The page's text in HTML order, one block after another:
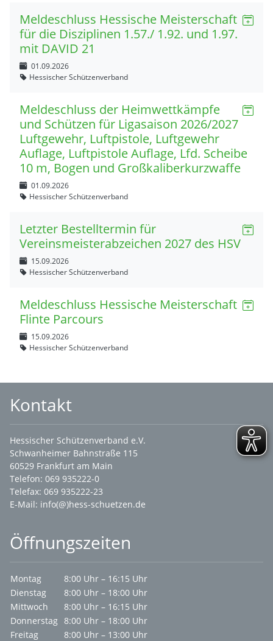
Meldeschluss Hessische Meisterschaft
für die Disziplinen 1.57./ 1.92. und 1.97.
mit DAVID 21
01.09.2026
Hessischer Schützenverband
Meldeschluss der Heimwettkämpfe
und Schützen für Ligasaison 2026/2027
Luftgewehr, Luftpistole, Luftgewehr
Auflage, Luftpistole Auflage, Lfd. Scheibe
10 m, Bogen und Großkaliberkurzwaffe
01.09.2026
Hessischer Schützenverband
Letzter Bestelltermin für
Vereinsmeisterabzeichen 2027 des HSV
15.09.2026
Hessischer Schützenverband
Meldeschluss Hessische Meisterschaft
Flinte Parcours
15.09.2026
Hessischer Schützenverband
Kontakt
Hessischer Schützenverband e.V.
Schwanheimer Bahnstraße 115
60529 Frankfurt am Main
Telefon: 069 935222-0
Telefax: 069 935222-23
E-Mail: info(@)hess-schuetzen.de
Öffnungszeiten
Montag
8:00 Uhr – 16:15 Uhr
Dienstag
8:00 Uhr – 18:00 Uhr
Mittwoch
8:00 Uhr – 16:15 Uhr
Donnerstag 8:00 Uhr – 18:00 Uhr
Freitag
8:00 Uhr – 13:00 Uhr